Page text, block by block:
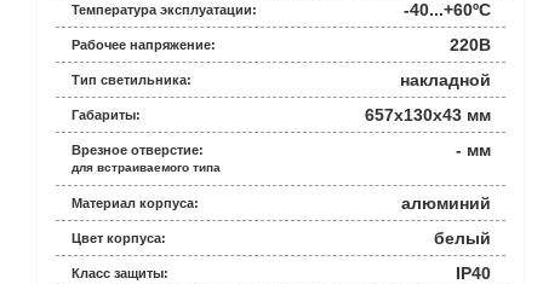
Температура эксплуатации: -40...+60ºС
Рабочее напряжение: 220В
Тип светильника: накладной
Габариты: 657x130x43 мм
Врезное отверстие:
для встраиваемого типа
- мм
Материал корпуса: алюминий
Цвет корпуса: белый
Класс защиты: IP40